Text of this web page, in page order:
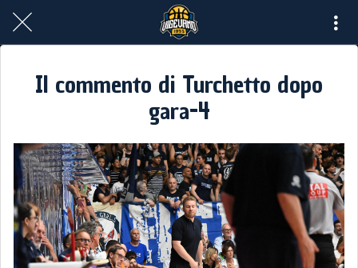
Il commento di Turchetto dopo
gara-4